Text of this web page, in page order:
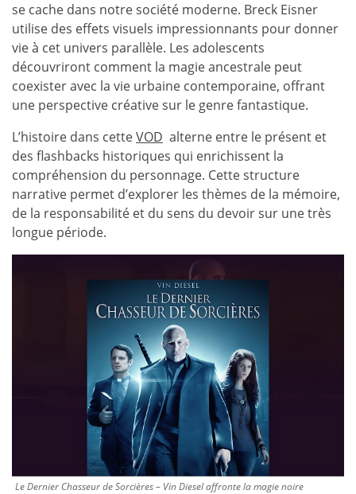
se cache dans notre société moderne. Breck Eisner
utilise des effets visuels impressionnants pour donner
vie à cet univers parallèle. Les adolescents
découvriront comment la magie ancestrale peut
coexister avec la vie urbaine contemporaine, offrant
une perspective créative sur le genre fantastique.
L’histoire dans cetteVOD alterne entre le présent et
des flashbacks historiques qui enrichissent la
compréhension du personnage. Cette structure
narrative permet d’explorer les thèmes de la mémoire,
de la responsabilité et du sens du devoir sur une très
longue période.
Le Dernier Chasseur de Sorcières – Vin Diesel affronte la magie noire